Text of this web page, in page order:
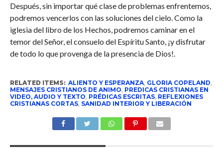
Después, sin importar qué clase de problemas enfrentemos,
podremos vencerlos con las soluciones del cielo. Como la
iglesia del libro de los Hechos, podremos caminar en el
temor del Señor, el consuelo del Espíritu Santo, ¡y disfrutar
de todo lo que provenga de la presencia de Dios!.
RELATED ITEMS: ALIENTO Y ESPERANZA, GLORIA COPELAND,
MENSAJES CRISTIANOS DE ANIMO, PREDICAS CRISTIANAS EN
VIDEO, AUDIO Y TEXTO, PRÉDICAS ESCRITAS, REFLEXIONES
CRISTIANAS CORTAS, SANIDAD INTERIOR Y LIBERACIÓN